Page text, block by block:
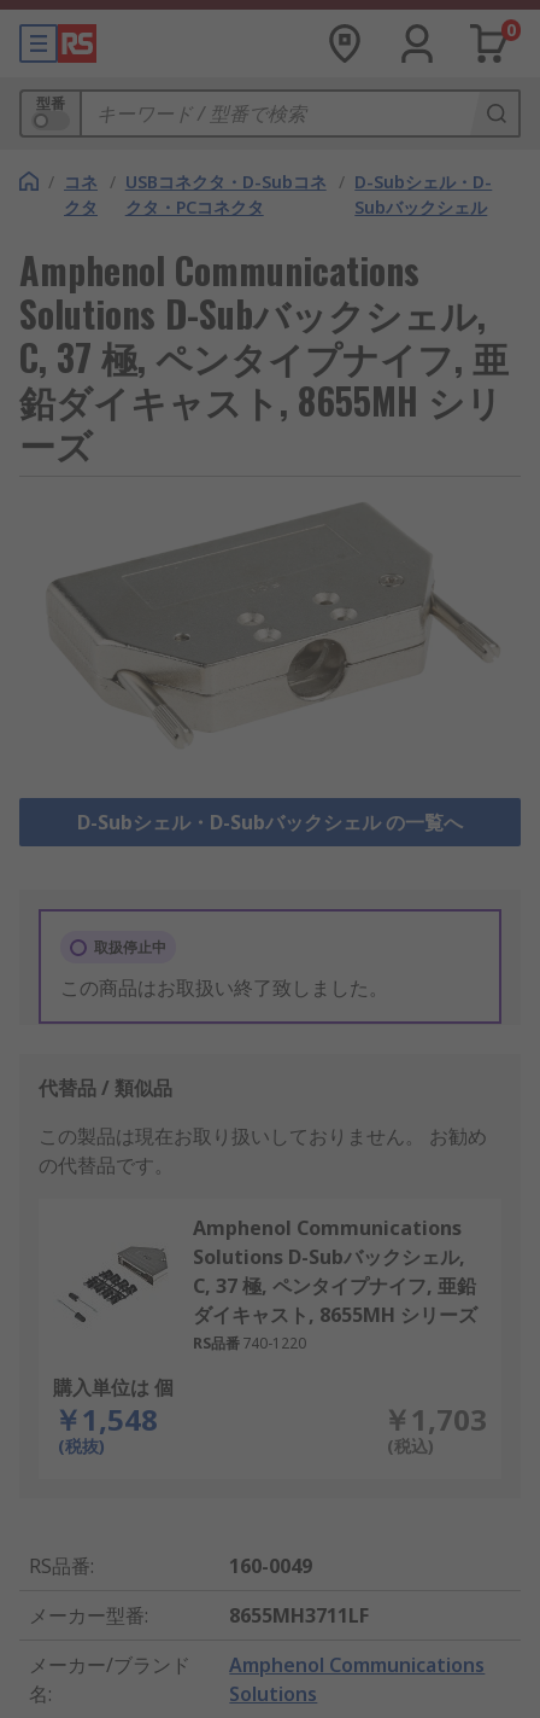
0
型番
/ コネ
クタ
/ USBコネクタ・D-Subコネ
クタ・PCコネクタ
/ D-Subシェル・D-
Subバックシェル
Amphenol Communications
Solutions D-Subバックシェル,
C, 37 極, ペンタイプナイフ, 亜
鉛ダイキャスト, 8655MH シリ
ーズ
D-Subシェル・D-Subバックシェル の一覧へ
取扱停止中
この商品はお取扱い終了致しました。
代替品 / 類似品
この製品は現在お取り扱いしておりません。 お勧め
の代替品です。
Amphenol Communications
Solutions D-Subバックシェル,
C, 37 極, ペンタイプナイフ, 亜鉛
ダイキャスト, 8655MH シリーズ
RS品番740-1220
購入単位は 個
￥1,548
(税抜)
￥1,703
(税込)
RS品番:
160-0049
メーカー型番:
8655MH3711LF
メーカー/ブランド
名:
Amphenol Communications
Solutions